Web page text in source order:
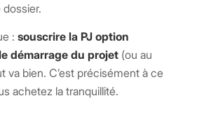
: souscrire la PJ option
démarrage du projet(ou au
va bien. C’est précisément à ce
achetez la tranquillité.